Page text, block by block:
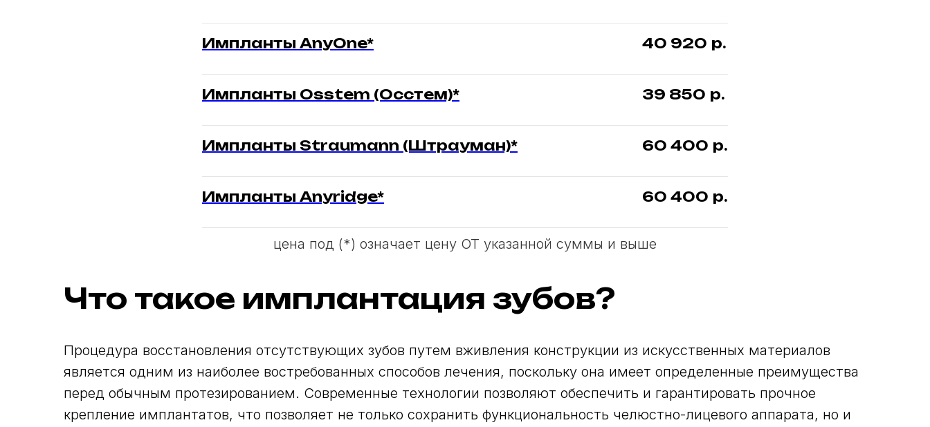
Импланты AnyOne* 40 920 р.
Импланты Osstem (Осстем)* 39 850 р.
Импланты Straumann (Штрауман)* 60 400 р.
Импланты Anyridge* 60 400 р.
цена под (*) означает цену ОТ указанной суммы и выше
Что такое имплантация зубов?
Процедура восстановления отсутствующих зубов путем вживления конструкции из искусственных материалов
является одним из наиболее востребованных способов лечения, поскольку она имеет определенные преимущества
перед обычным протезированием. Современные технологии позволяют обеспечить и гарантировать прочное
крепление имплантатов, что позволяет не только сохранить функциональность челюстно-лицевого аппарата, но и